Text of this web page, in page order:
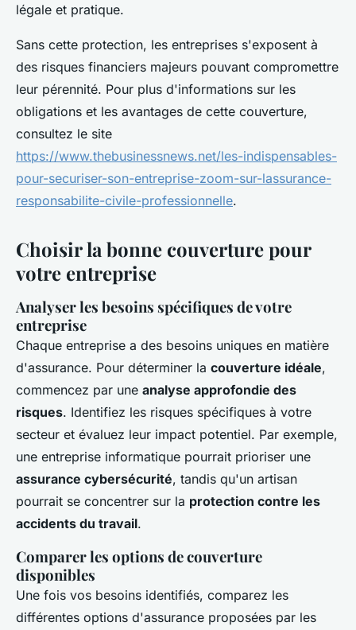
légale et pratique.
Sans cette protection, les entreprises s'exposent à
des risques financiers majeurs pouvant compromettre
leur pérennité. Pour plus d'informations sur les
obligations et les avantages de cette couverture,
consultez le site
https://www.thebusinessnews.net/les-indispensables-
pour-securiser-son-entreprise-zoom-sur-lassurance-
responsabilite-civile-professionnelle.
Choisir la bonne couverture pour
votre entreprise
Analyser les besoins spécifiques de votre
entreprise
Chaque entreprise a des besoins uniques en matière
d'assurance. Pour déterminer la couverture idéale,
commencez par une analyse approfondie des
risques. Identifiez les risques spécifiques à votre
secteur et évaluez leur impact potentiel. Par exemple,
une entreprise informatique pourrait prioriser une
assurance cybersécurité, tandis qu'un artisan
pourrait se concentrer sur la protection contre les
accidents du travail.
Comparer les options de couverture
disponibles
Une fois vos besoins identifiés, comparez les
différentes options d'assurance proposées par les